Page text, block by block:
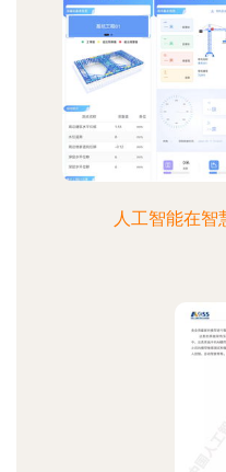
人工智能在智